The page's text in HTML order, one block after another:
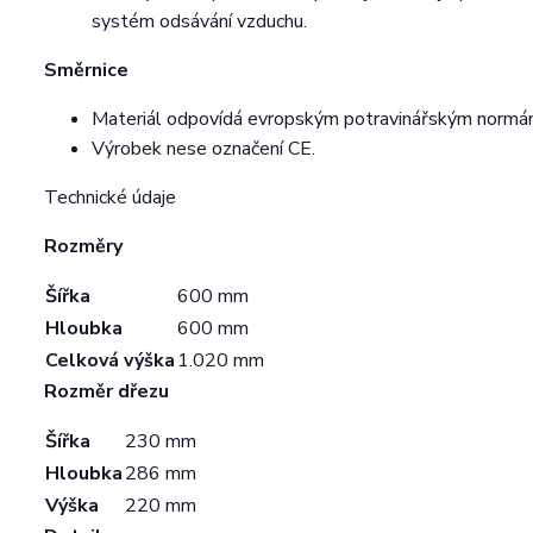
systém odsávání vzduchu.
Směrnice
Materiál odpovídá evropským potravinářským
Výrobek nese označení CE.
Technické údaje
Rozměry
Šířka
600 mm
Hloubka
600 mm
Celková výška 1.020 mm
Rozměr dřezu
Šířka
230 mm
Hloubka286 mm
Výška
220 mm